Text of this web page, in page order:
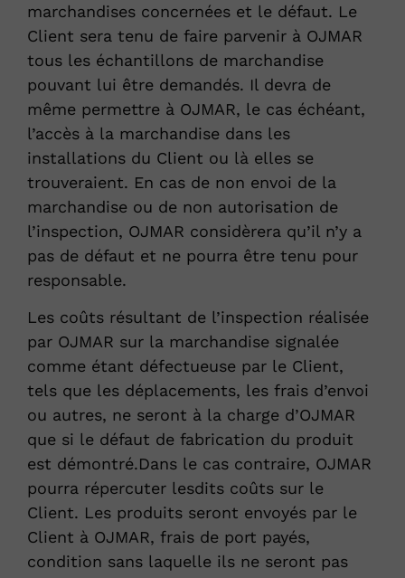
marchandises concernées et le défaut. Le
Client sera tenu de faire parvenir à OJMAR
tous les échantillons de marchandise
pouvant lui être demandés. Il devra de
même permettre à OJMAR, le cas échéant,
l’accès à la marchandise dans les
installations du Client ou là elles se
trouveraient. En cas de non envoi de la
marchandise ou de non autorisation de
l’inspection, OJMAR considèrera qu’il n’y a
pas de défaut et ne pourra être tenu pour
responsable.
Les coûts résultant de l’inspection réalisée
par OJMAR sur la marchandise signalée
comme étant défectueuse par le Client,
tels que les déplacements, les frais d’envoi
ou autres, ne seront à la charge d’OJMAR
que si le défaut de fabrication du produit
est démontré.Dans le cas contraire, OJMAR
pourra répercuter lesdits coûts sur le
Client. Les produits seront envoyés par le
Client à OJMAR, frais de port payés,
condition sans laquelle ils ne seront pas